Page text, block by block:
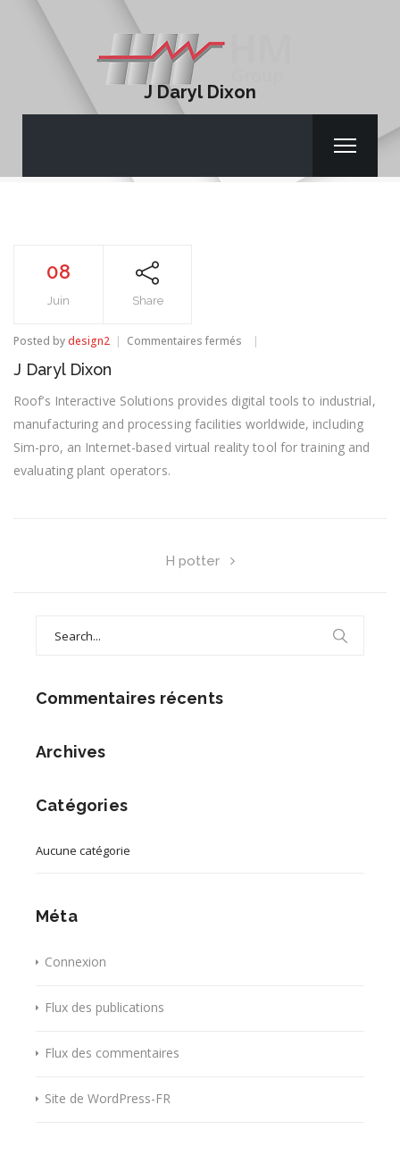
J Daryl Dixon
08
Juin Share
Posted bydesign2 Commentaires fermés sur
J Daryl Dixon
Roof’s Interactive Solutions provides digital tools to industrial,
manufacturing and processing facilities worldwide, including
Sim-pro, an Internet-based virtual reality tool for training and
evaluating plant operators.
H potter
Commentaires récents
Archives
Catégories
Aucune catégorie
Méta
Connexion
Flux des publications
Flux des commentaires
Site de WordPress-FR